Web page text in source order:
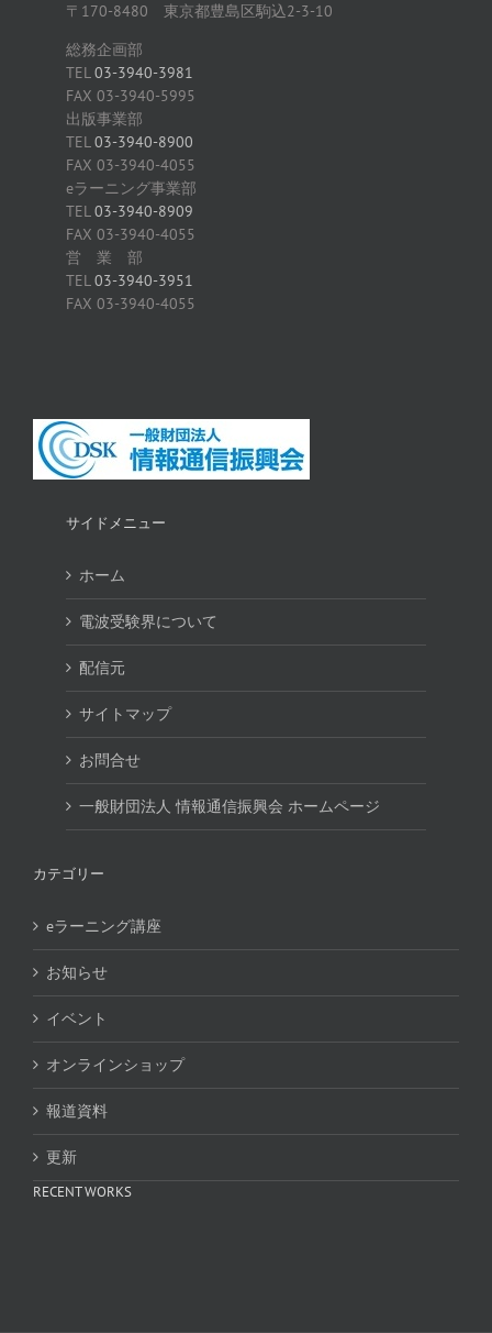
〒170-8480 東京都豊島区駒込2-3-10
総務企画部
TEL03-3940-3981
FAX 03-3940-5995
出版事業部
TEL03-3940-8900
FAX 03-3940-4055
eラーニング事業部
TEL03-3940-8909
FAX 03-3940-4055
営 業 部
TEL03-3940-3951
FAX 03-3940-4055
サイドメニュー
ホーム
電波受験界について
配信元
サイトマップ
お問合せ
一般財団法人 情報通信振興会 ホームページ
カテゴリー
eラーニング講座
お知らせ
イベント
オンラインショップ
報道資料
更新
RECENT WORKS